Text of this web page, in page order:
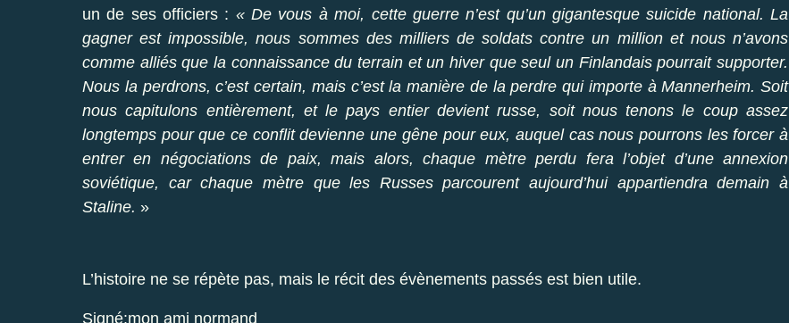
un de ses officiers : « De vous à moi, cette guerre n’est qu’un gigantesque suicide national. La
gagner est impossible, nous sommes des milliers de soldats contre un million et nous n’avons
comme alliés que la connaissance du terrain et un hiver que seul un Finlandais pourrait supporter.
Nous la perdrons, c’est certain, mais c’est la manière de la perdre qui importe à Mannerheim. Soit
nous capitulons entièrement, et le pays entier devient russe, soit nous tenons le coup assez
longtemps pour que ce conflit devienne une gêne pour eux, auquel cas nous pourrons les forcer à
entrer en négociations de paix, mais alors, chaque mètre perdu fera l’objet d’une annexion
soviétique, car chaque mètre que les Russes parcourent aujourd’hui appartiendra demain à
Staline. »
L’histoire ne se répète pas, mais le récit des évènements passés est bien utile.
Signé:mon ami normand